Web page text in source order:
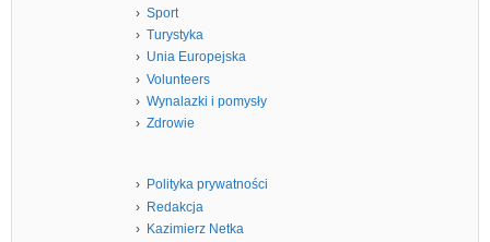
Sport
Turystyka
Unia Europejska
Volunteers
Wynalazki i pomysły
Zdrowie
Polityka prywatności
Redakcja
Kazimierz Netka